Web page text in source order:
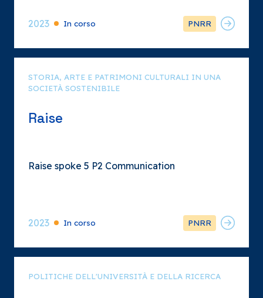
2023 In corso PNRR
STORIA, ARTE E PATRIMONI CULTURALI IN UNA
SOCIETÀ SOSTENIBILE
Raise
Raise spoke 5 P2 Communication
2023 In corso PNRR
POLITICHE DELL'UNIVERSITÀ E DELLA RICERCA